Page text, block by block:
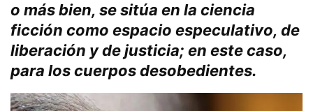
o más bien, se sitúa en la ciencia
ficción como espacio especulativo, de
liberación y de justicia; en este caso,
para los cuerpos desobedientes.